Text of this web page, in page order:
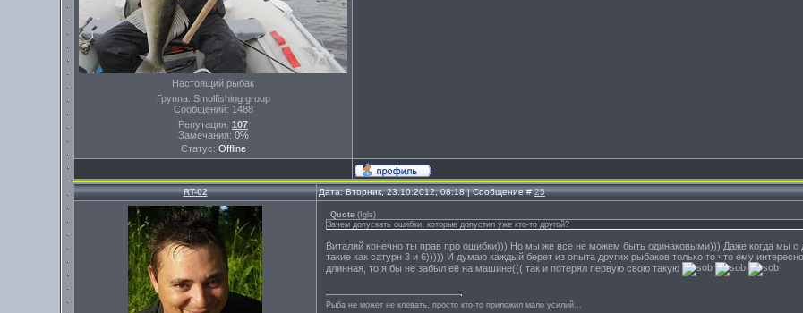
Настоящий рыбак
Группа: Smolfishing group
Сообщений: 1488
Репутация: 107
Замечания: 0%
Статус: Offline
RT-02 Дата: Вторник, 23.10.2012, 08:18 | Сообщение #25
Quote ( Igls)
Зачем допускать ошибки, которые допустил уже кто-то другой?
Виталий конечно ты прав про ошибки))) Но мы же все не можем быть одинаковыми))) Даже когда мы с
такие как сатурн 3 и 6))))) И думаю каждый берет из опыта других рыбаков только то что ему
длинная, то я бы не забыл её на машине((( так и потерял первую свою такую
Рыба не может не клевать, просто кто-то приложил мало усилий...